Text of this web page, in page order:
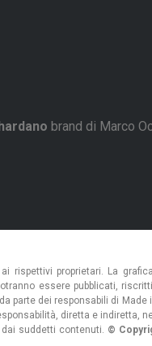
brand di Marco
rispettivi proprietari. La
essere pubblicati,
parte dei responsabili di
diretta e indiretta,
suddetti contenuti. ©